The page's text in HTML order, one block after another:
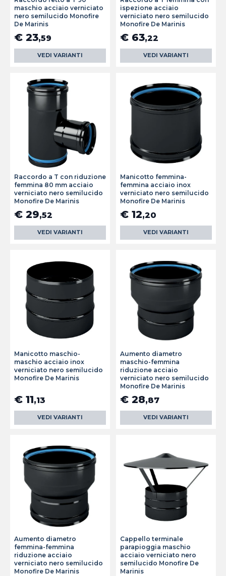
maschio acciaio verniciato
nero semilucido Monofire
De Marinis
€ 23,59
VEDI VARIANTI
ispezione acciaio
verniciato nero semilucido
Monofire De Marinis
€ 63,22
VEDI VARIANTI
Raccordo a T con riduzione
femmina 80 mm acciaio
verniciato nero semilucido
Monofire De Marinis
€ 29,52
VEDI VARIANTI
Manicotto femmina-
femmina acciaio inox
verniciato nero semilucido
Monofire De Marinis
€ 12,20
VEDI VARIANTI
Manicotto maschio-
maschio acciaio inox
verniciato nero semilucido
Monofire De Marinis
€ 11,13
VEDI VARIANTI
Aumento diametro
maschio-femmina
riduzione acciaio
verniciato nero semilucido
Monofire De Marinis
€ 28,87
VEDI VARIANTI
Aumento diametro
femmina-femmina
riduzione acciaio
verniciato nero semilucido
Monofire De Marinis
Cappello terminale
parapioggia maschio
acciaio verniciato nero
semilucido Monofire De
Marinis